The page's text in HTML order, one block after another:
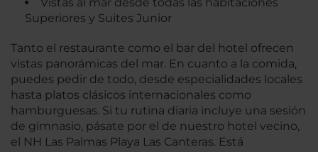
Superiores y Suites Junior
Tanto el restaurante como el bar del hotel ofrecen
vistas panorámicas del mar. En cuanto a la comida,
puedes pedir de todo, desde especialidades locales
hasta platos clásicos internacionales como
hamburguesas. Si tu rutina diaria incluye una sesión
de gimnasio, pásate por el de nuestro hotel vecino,
el NH Las Palmas Playa Las Canteras. Está